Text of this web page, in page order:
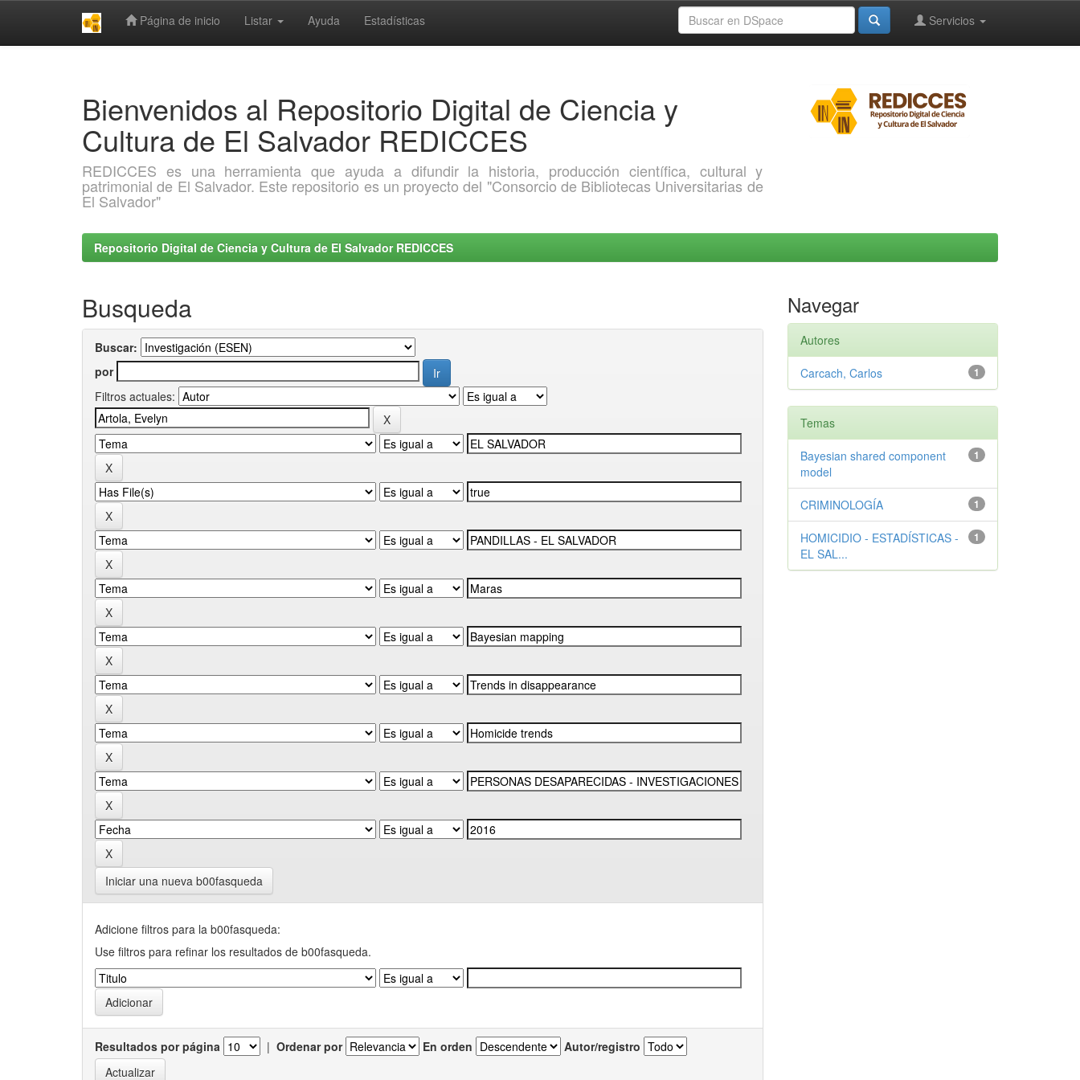
Página de inicio Listar Ayuda Estadísticas Servicios
Bienvenidos al Repositorio Digital de Ciencia y
Cultura de El Salvador REDICCES
REDICCES es una herramienta que ayuda a difundir la historia, producción científica, cultural y
patrimonial de El Salvador. Este repositorio es un proyecto del "Consorcio de Bibliotecas Universitarias de
El Salvador"
Repositorio Digital de Ciencia y Cultura de El Salvador REDICCES
Busqueda
Buscar:
por
Filtros actuales:
Iniciar una nueva b00fasqueda
Adicione filtros para la b00fasqueda:
Use filtros para refinar los resultados de b00fasqueda.
Resultados por página | Ordenar por En orden Autor/registro
Navegar
Autores
1
Carcach, Carlos
Temas
1
Bayesian shared component
model
1
CRIMINOLOGÍA
1
HOMICIDIO - ESTADÍSTICAS -
EL SAL...